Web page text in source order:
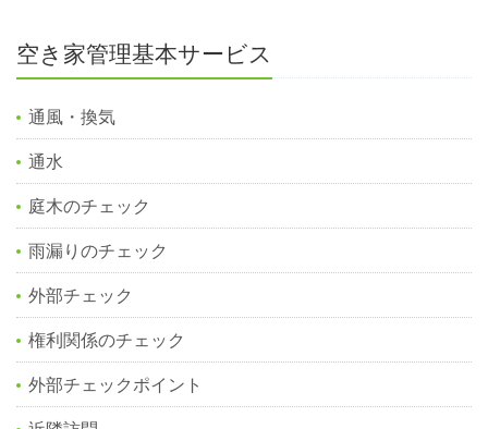
空き家管理基本サービス
通風・換気
通水
庭木のチェック
雨漏りのチェック
外部チェック
権利関係のチェック
外部チェックポイント